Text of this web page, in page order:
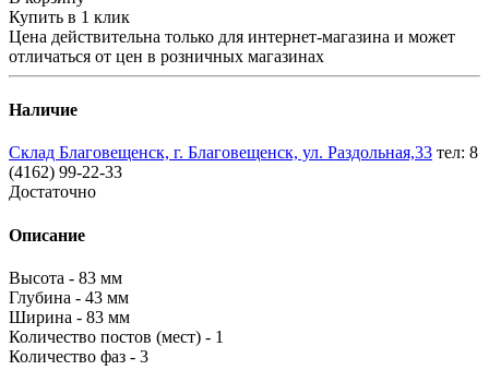
Купить в 1 клик
Цена действительна только для интернет-магазина и может
отличаться от цен в розничных магазинах
Наличие
Склад Благовещенск, г. Благовещенск, ул. Раздольная,33 тел: 8
(4162) 99-22-33
Достаточно
Описание
Высота - 83 мм
Глубина - 43 мм
Ширина - 83 мм
Количество постов (мест) - 1
Количество фаз - 3